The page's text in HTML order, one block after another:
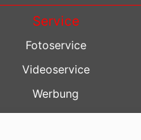
Service
Fotoservice
Videoservice
Werbung